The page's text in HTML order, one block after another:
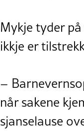
Mykje tyder
ikkje er
–
når sakene
sjanselause